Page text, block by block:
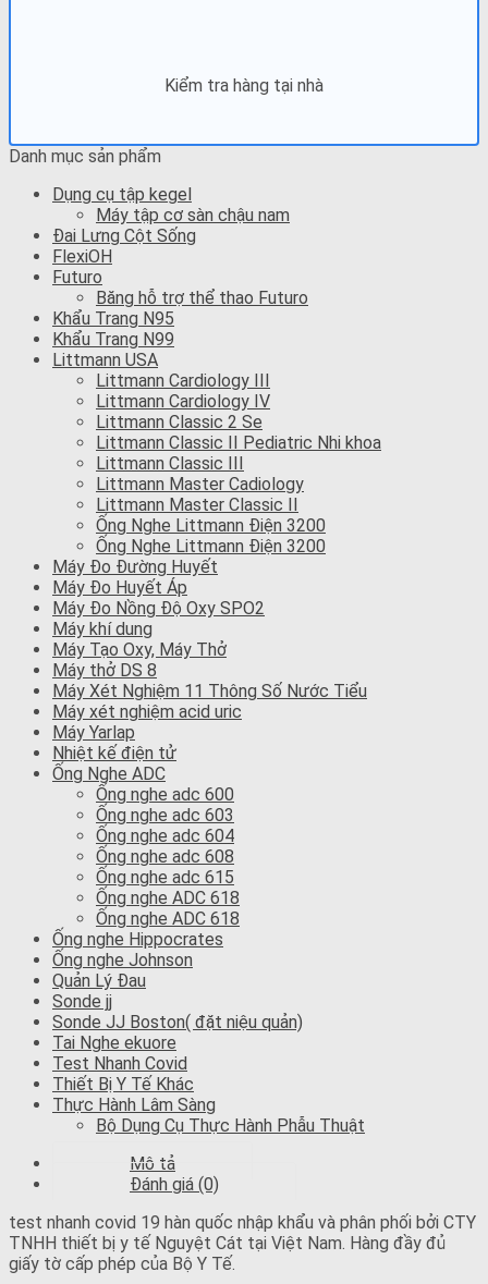
Kiểm tra hàng tại nhà
Danh mục sản phẩm
Dụng cụ tập kegel
Máy tập cơ sàn chậu nam
Đai Lưng Cột Sống
FlexiOH
Futuro
Băng hỗ trợ thể thao Futuro
Khẩu Trang N95
Khẩu Trang N99
Littmann USA
Littmann Cardiology III
Littmann Cardiology IV
Littmann Classic 2 Se
Littmann Classic II Pediatric Nhi khoa
Littmann Classic III
Littmann Master Cadiology
Littmann Master Classic II
Ống Nghe Littmann Điện 3200
Ống Nghe Littmann Điện 3200
Máy Đo Đường Huyết
Máy Đo Huyết Áp
Máy Đo Nồng Độ Oxy SPO2
Máy khí dung
Máy Tạo Oxy, Máy Thở
Máy thở DS 8
Máy Xét Nghiệm 11 Thông Số Nước Tiểu
Máy xét nghiệm acid uric
Máy Yarlap
Nhiệt kế điện tử
Ống Nghe ADC
Ống nghe adc 600
Ống nghe adc 603
Ống nghe adc 604
Ống nghe adc 608
Ống nghe adc 615
Ống nghe ADC 618
Ống nghe ADC 618
Ống nghe Hippocrates
Ống nghe Johnson
Quản Lý Đau
Sonde jj
Sonde JJ Boston( đặt niệu quản)
Tai Nghe ekuore
Test Nhanh Covid
Thiết Bị Y Tế Khác
Thực Hành Lâm Sàng
Bộ Dụng Cụ Thực Hành Phẫu Thuật
Mô tả
Đánh giá (0)
test nhanh covid 19 hàn quốc nhập khẩu và phân phối bởi CTY
TNHH thiết bị y tế Nguyệt Cát tại Việt Nam. Hàng đầy đủ
giấy tờ cấp phép của Bộ Y Tế.